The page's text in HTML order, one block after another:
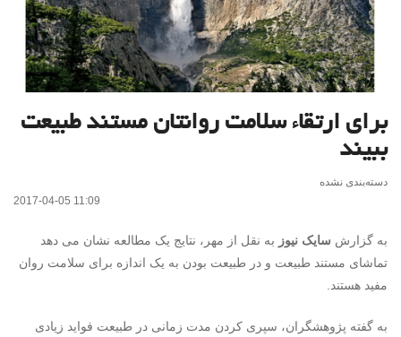
برای ارتقاء سلامت روانتان مستند طبیعت
ببیند
دسته‌بندی نشده
2017-04-05 11:09
به گزارش سایک نیوز به نقل از مهر، نتایج یک مطالعه نشان می دهد
تماشای مستند طبیعت و در طبیعت بودن به یک اندازه برای سلامت روان
مفید هستند.
به گفته پژوهشگران، سپری کردن مدت زمانی در طبیعت فواید زیادی